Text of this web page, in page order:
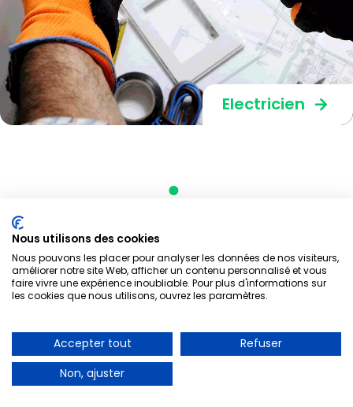
Electricien
Nous utilisons des cookies
Nous pouvons les placer pour analyser les données de nos visiteurs,
améliorer notre site Web, afficher un contenu personnalisé et vous
faire vivre une expérience inoubliable. Pour plus d'informations sur
les cookies que nous utilisons, ouvrez les paramètres.
Accepter tout
Refuser
Non, ajuster